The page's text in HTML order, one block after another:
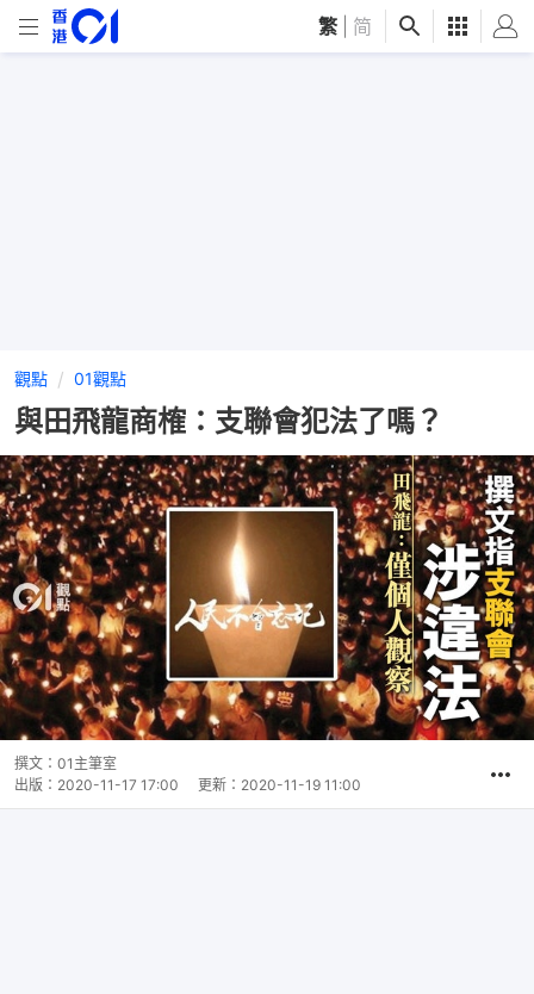
繁 简
觀點 01觀點
與田飛龍商榷：支聯會犯法了嗎？
撰文： 01主筆室
出版： 2020-11-17 17:00 更新： 2020-11-19 11:00